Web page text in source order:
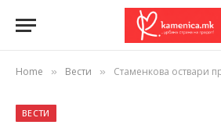
Home » Вести » Стаменкова оствари прием на ученици од
ВЕСТИ